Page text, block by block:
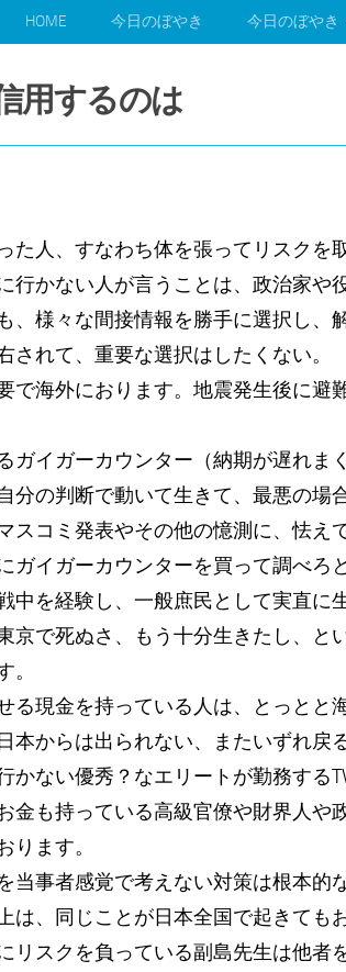
HOME 今日のぼやき 今日のぼやき
用するのは
た人、すなわち体を張ってリスクを
行かない人が言うことは、政治家や
、様々な間接情報を勝手に選択し、
されて、重要な選択はしたくない。
で海外におります。地震発生後に避
ガイガーカウンター（納期が遅れま
分の判断で動いて生きて、最悪の場
スコミ発表やその他の憶測に、怯え
ガイガーカウンターを買って調べろ
中を経験し、一般庶民として実直に
京で死ぬさ、もう十分生きたし、と
。
る現金を持っている人は、とっとと
本からは出られない、またいずれ戻
かない優秀？なエリートが勤務する
金も持っている高級官僚や財界人や
ります。
当事者感覚で考えない対策は根本的
は、同じことが日本全国で起きても
リスクを負っている副島先生は他者